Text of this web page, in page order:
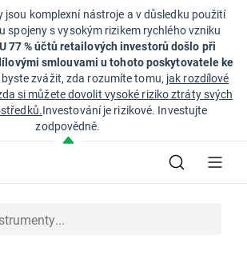
jsou komplexní nástroje a v důsledku použití
spojeny s vysokým rizikem rychlého vzniku
U 77 % účtů retailových investorů došlo při
smlouvami u tohoto poskytovatele ke
byste zvážit, zda rozumíte tomu, jak rozdílové
si můžete dovolit vysoké riziko ztráty svých
Investování je rizikové. Investujte
zodpovědně.